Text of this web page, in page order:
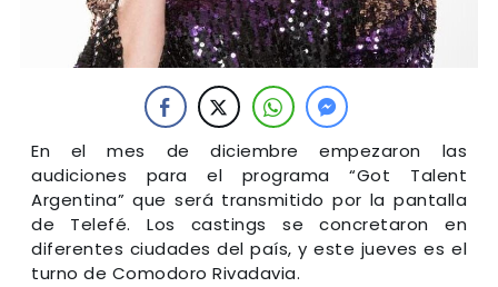
En el mes de diciembre empezaron las
audiciones para el programa “Got Talent
Argentina” que será transmitido por la pantalla
de Telefé. Los castings se concretaron en
diferentes ciudades del país, y este jueves es el
turno de Comodoro Rivadavia.